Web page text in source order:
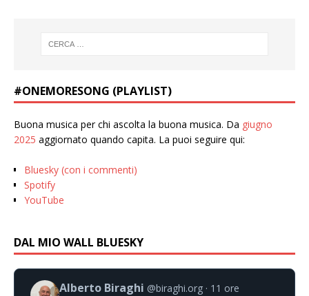
#ONEMORESONG (PLAYLIST)
Buona musica per chi ascolta la buona musica. Da giugno
2025 aggiornato quando capita. La puoi seguire qui:
Bluesky (con i commenti)
Spotify
YouTube
DAL MIO WALL BLUESKY
Alberto Biraghi @biraghi.org 11 ore